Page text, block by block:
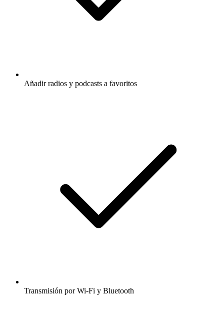
Añadir radios y podcasts a favoritos
Transmisión por Wi-Fi y Bluetooth